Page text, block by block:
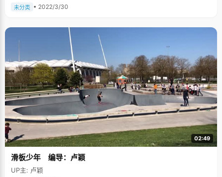
未分类 • 2022/3/30
02:49
滑板少年 编导：卢颖
UP主: 卢颖